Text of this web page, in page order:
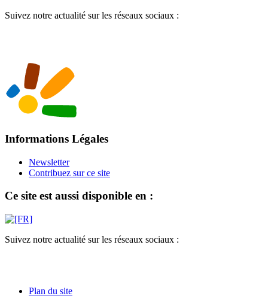
Suivez notre actualité sur les réseaux sociaux :
Informations Légales
Newsletter
Contribuez sur ce site
Ce site est aussi disponible en :
Suivez notre actualité sur les réseaux sociaux :
Plan du site